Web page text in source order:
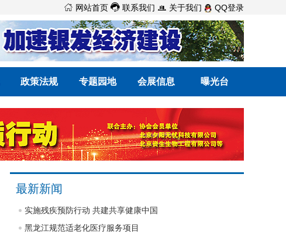
 网站首页  联系我们  关于我们 QQ登录
政策法规 专题园地 会展信息 曝光台
最新新闻
实施残疾预防行动 共建共享健康中国
黑龙江规范适老化医疗服务项目